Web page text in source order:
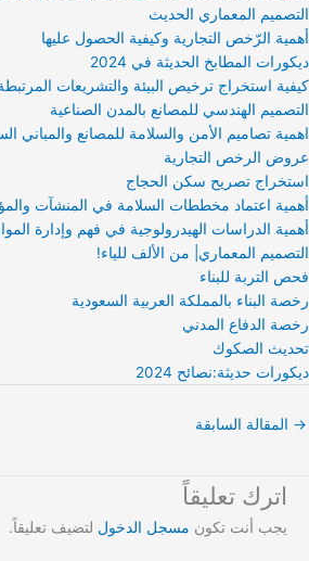
التصميم المعماري الحديث
أهمية الرّخص التجارية وكيفية الحصول عليها
ديكورات المطابخ الحديثة في 2024
كيفية استخراج ترخيص البيئة والتشريعات
التصميم الهندسي للمصانع بالمدن الصناعية
اهمية تصاميم الأمن والسلامة للمصانع والمباني
عروض الرخص التجارية
استخراج تصريح سكن الحجاج
أهمية اعتماد مخططات السلامة في المنشآت
أهمية الدراسات الهيدرولوجية في فهم وإدارة
التصميم المعماري| من الألف للياء!
فحص التربة للبناء
رخصة البناء بالمملكة العربية السعودية
رخصة الدفاع المدني
تحديث الصكوك
ديكورات حديثة:نصائح 2024
→ المقالة السابقة
اترك تعليقاً
يجب أنت تكون مسجل الدخول لتضيف تعليقاً.